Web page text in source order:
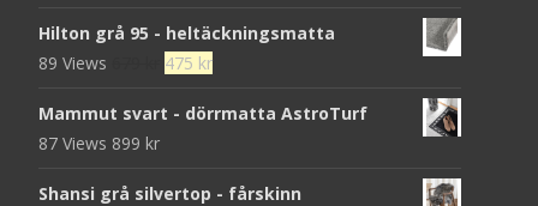
Hilton grå 95 - heltäckningsmatta
89 Views
Det
priset
475 krDet
priset
475 kr.
Mammut svart - dörrmatta AstroTurf
87 Views 899 kr
Shansi grå silvertop - fårskinn